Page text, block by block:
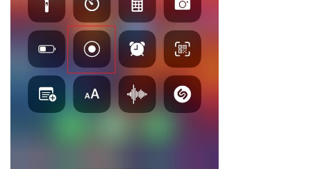
Record Like a Pro, Edit
With AI Ease.
Record. Edit. Share. All with Filmora!
Got It Try It Now